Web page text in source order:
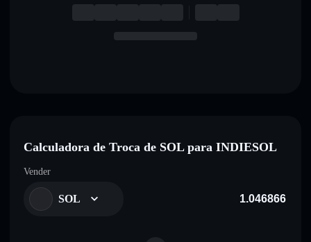
Calculadora de Troca de SOL para INDIESOL
Vender
SOL